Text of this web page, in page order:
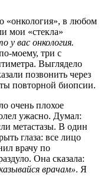
«онкология», в любом
мои «стекла»
у вас онкология.
моему, три с
Выглядело
позвонить через
повторной биопсии.
очень плохое
ужасно. Думал:
метастазы. В один
глаза: все лицо
врачу по
Она сказала:
врачам». Я